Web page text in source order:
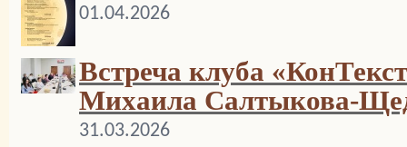
01.04.2026
Встреча клуба
Михаила Салтыкова-
31.03.2026